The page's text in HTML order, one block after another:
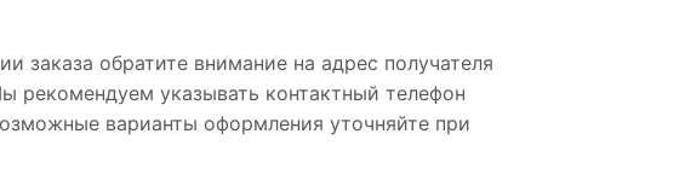
обратите внимание на адрес получателя
рекомендуем указывать контактный телефон
варианты оформления уточняйте при